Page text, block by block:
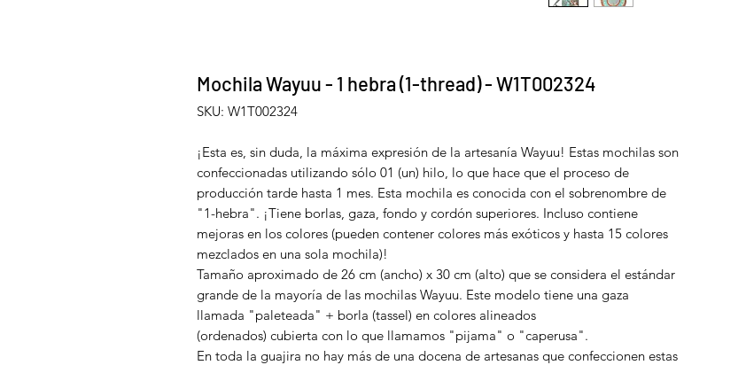
Mochila Wayuu - 1 hebra (1-thread) - W1T002324
SKU: W1T002324
¡Esta es, sin duda, la máxima expresión de la artesanía Wayuu! Estas mochilas son
confeccionadas utilizando sólo 01 (un) hilo, lo que hace que el proceso de
producción tarde hasta 1 mes. Esta mochila es conocida con el sobrenombre de
"1-hebra". ¡Tiene borlas, gaza, fondo y cordón superiores. Incluso contiene
mejoras en los colores (pueden contener colores más exóticos y hasta 15 colores
mezclados en una sola mochila)!
Tamaño aproximado de 26 cm (ancho) x 30 cm (alto) que se considera el estándar
grande de la mayoría de las mochilas Wayuu. Este modelo tiene una gaza
llamada "paleteada" + borla (tassel) en colores alineados
(ordenados) cubierta con lo que llamamos "pijama" o "caperusa".
En toda la guajira no hay más de una docena de artesanas que confeccionen estas